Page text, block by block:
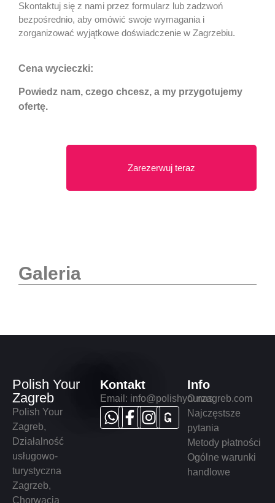
Skontaktuj się z nami przez formularz lub zadzwoń
bezpośrednio, aby omówić swoje wymagania i
zorganizować wyjątkowe doświadczenie w Zagrzebiu.
Cena wycieczki:
Powiedz nam, czego chcesz, a my przygotujemy
ofertę.
Zarezerwuj teraz
Galeria
Polish Your
Zagreb
Polish Your
Zagreb,
Działalność
usługowo-
turystyczna
Zagrzeb,
Chorwacja
Kontakt
Email: info@polishyourzagreb.com
Info
O nas
Najczęstsze
pytania
Metody płatności
Ogólne warunki
handlowe